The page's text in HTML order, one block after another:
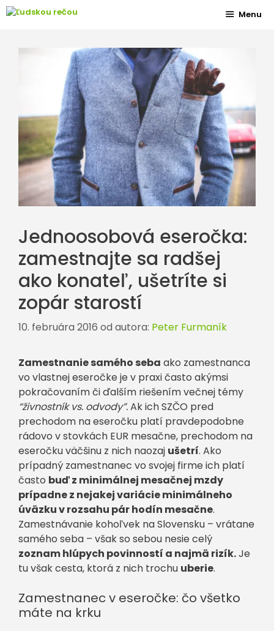
Preskočiť
Menu
Jednoosobová eseročka:
zamestnajte sa radšej
ako konateľ, ušetríte si
zopár starostí
10. februára 2016 od autora: Peter Furmaník
Zamestnanie samého seba ako zamestnanca
vo vlastnej eseročke je v praxi často akýmsi
pokračovaním či ďalším riešením večnej témy
“živnostník vs. odvody”.Ak ich SZČO pred
prechodom na eseročku platí pravdepodobne
rádovo v stovkách EUR mesačne, prechodom na
eseročku väčšinu z nich naozaj ušetrí. Ako
prípadný zamestnanec vo svojej firme ich platí
často buď z minimálnej mesačnej mzdy
prípadne z nejakej variácie minimálneho
úväzku v rozsahu pár hodín mesačne.
Zamestnávanie kohoľvek na Slovensku – vrátane
samého seba – však so sebou nesie celý
zoznam hlúpych povinností a najmä rizík.Je
tu však cesta, ktorá z nich trochu uberie.
Zamestnanec v eseročke: čo všetko
máte na krku